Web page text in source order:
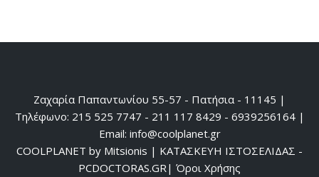
Ζαχαρία Παπαντωνίου 55-57 - Πατήσια - 11145 |
Τηλέφωνο: 215 525 7747 - 211 117 8429 - 6939256164 |
Email: info@coolplanet.gr
COOLPLANET by Mitsionis | ΚΑΤΑΣΚΕΥΗ ΙΣΤΟΣΕΛΙΔΑΣ -
PCDOCTORAS.GR| Όροι Χρήσης